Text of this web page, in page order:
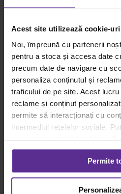
Acest site utilizează cookie-uri
Noi, împreună cu partenerii
pentru a stoca și accesa date
precum date de navigare cu
personaliza conținutul și
traficului de pe site. Acest
reclame și conținut
permite să interacționați cu
intermediul rețelelor sociale.
privind consimțământul sau vă
consimțământul oricând,
setările dvs. de cookie-uri.
Pentru mai multe informații, vă
Permite
#ViațaLaBirou,Birou ,Mail out of
Cu toții avem nevoie de puțin timp
Read More
Termeni si conditii
Termeni si conditii
Info utile